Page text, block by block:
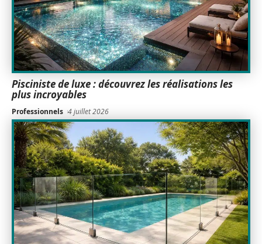
Pisciniste de luxe : découvrez les réalisations les
plus incroyables
Professionnels 4 juillet 2026